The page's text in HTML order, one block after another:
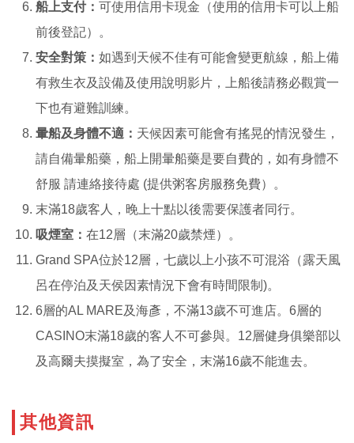
船上支付： 可使用信用卡現金（使用的信用卡可以上船
前後登記）。
安全對策： 如遇到天候不佳有可能會變更航線，船上備
有救生衣及設備及使用說明影片，上船後請務必觀賞一
下也有避難訓練。
暈船及身體不適： 天候因素可能會有搖晃的情況發生，
請自備暈船藥，船上開暈船藥是要自費的，如有身體不
舒服 請連絡接待處 (提供粥客房服務免費）。
末滿18歲客人，晚上十點以後需要保護者同行。
吸煙室： 在12層（末滿20歲禁煙）。
Grand SPA位於12層，七歲以上小孩不可混浴（露天風
呂在停泊及天侯因素情況下會有時間限制)。
6層的AL MARE及海彥，不滿13歲不可進店。6層的
CASINO末滿18歲的客人不可參與。12層健身俱樂部以
及高爾夫摸擬室，為了安全，末滿16歲不能進去。
其他資訊